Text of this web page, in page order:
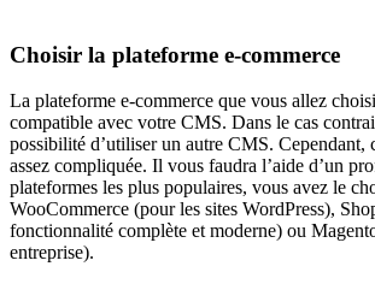
Choisir la plateforme e-commerce
La plateforme e-commerce que vous allez
compatible avec votre CMS. Dans le cas
possibilité d’utiliser un autre CMS. Cependant,
assez compliquée. Il vous faudra l’aide d’un
plateformes les plus populaires, vous avez le
WooCommerce (pour les sites WordPress),
fonctionnalité complète et moderne) ou
entreprise).